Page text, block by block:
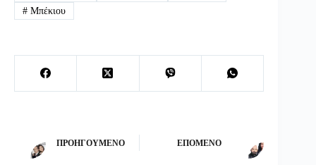
#Μπέκιου
ΠΡΟΗΓΟΎΜΕΝΟ ΕΠΌΜΕΝΟ